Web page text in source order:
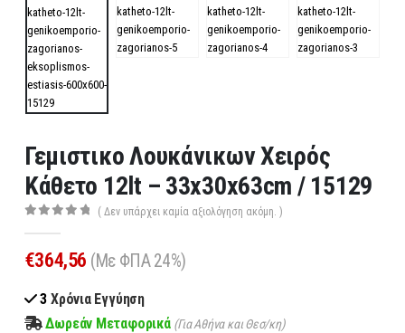
Γεμιστικο Λουκάνικων Χειρός
Κάθετο 12lt – 33x30x63cm / 15129
( Δεν υπάρχει καμία αξιολόγηση ακόμη. )
€364,56 (Με ΦΠΑ 24%)
3 Χρόνια Εγγύηση
Δωρεάν Μεταφορικά (Για Αθήνα και Θεσ/κη)